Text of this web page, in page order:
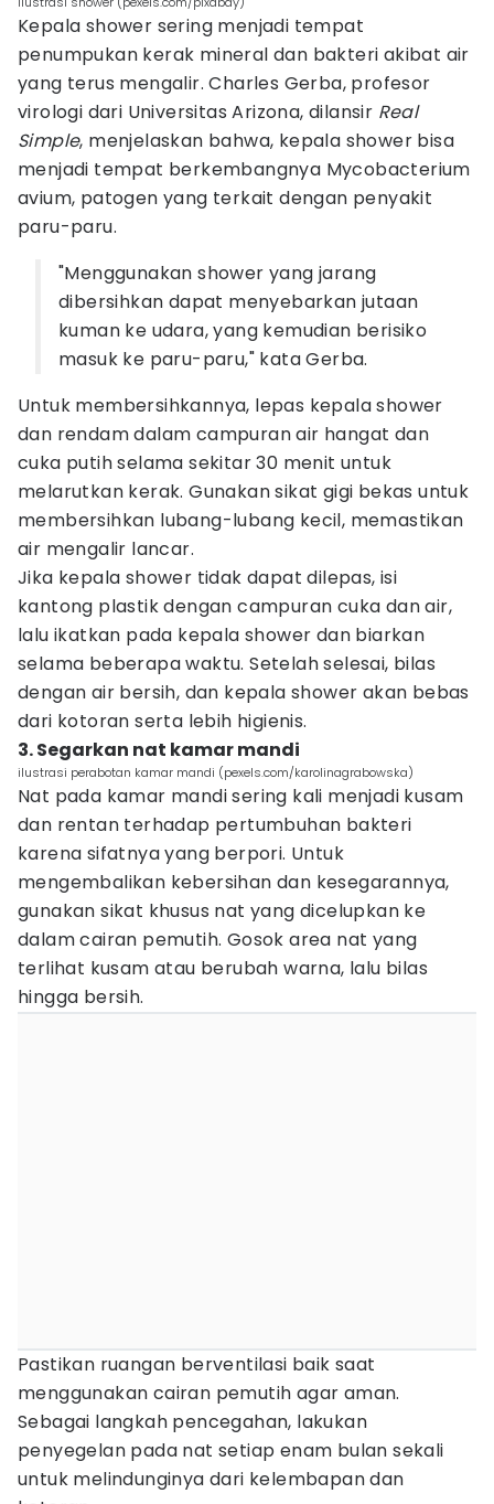
Kepala shower sering menjadi tempat
penumpukan kerak mineral dan bakteri akibat air
yang terus mengalir. Charles Gerba, profesor
virologi dari Universitas Arizona, dilansir Real
Simple, menjelaskan bahwa, kepala shower bisa
menjadi tempat berkembangnya Mycobacterium
avium, patogen yang terkait dengan penyakit
paru-paru.
"Menggunakan shower yang jarang
dibersihkan dapat menyebarkan jutaan
kuman ke udara, yang kemudian berisiko
masuk ke paru-paru," kata Gerba.
Untuk membersihkannya, lepas kepala shower
dan rendam dalam campuran air hangat dan
cuka putih selama sekitar 30 menit untuk
melarutkan kerak. Gunakan sikat gigi bekas untuk
membersihkan lubang-lubang kecil, memastikan
air mengalir lancar.
Jika kepala shower tidak dapat dilepas, isi
kantong plastik dengan campuran cuka dan air,
lalu ikatkan pada kepala shower dan biarkan
selama beberapa waktu. Setelah selesai, bilas
dengan air bersih, dan kepala shower akan bebas
dari kotoran serta lebih higienis.
3. Segarkan nat kamar mandi
ilustrasi perabotan kamar mandi (pexels.com/karolinagrabowska)
Nat pada kamar mandi sering kali menjadi kusam
dan rentan terhadap pertumbuhan bakteri
karena sifatnya yang berpori. Untuk
mengembalikan kebersihan dan kesegarannya,
gunakan sikat khusus nat yang dicelupkan ke
dalam cairan pemutih. Gosok area nat yang
terlihat kusam atau berubah warna, lalu bilas
hingga bersih.
Pastikan ruangan berventilasi baik saat
menggunakan cairan pemutih agar aman.
Sebagai langkah pencegahan, lakukan
penyegelan pada nat setiap enam bulan sekali
untuk melindunginya dari kelembapan dan